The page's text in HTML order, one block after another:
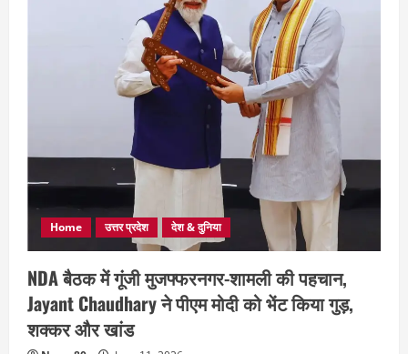
Home उत्तर प्रदेश देश & दुनिया
NDA बैठक में गूंजी मुजफ्फरनगर-शामली की पहचान,
Jayant Chaudhary ने पीएम मोदी को भेंट किया गुड़,
शक्कर और खांड